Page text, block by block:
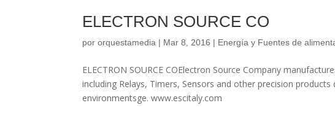
ELECTRON SOURCE CO
pororquestamedia | Mar 8, 2016 | Energía y Fuentes de
ELECTRON SOURCE COElectron Source Company
including Relays, Timers, Sensors and other precision
environmentsge. www.escitaly.com